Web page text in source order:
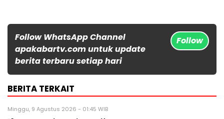
Follow WhatsApp Channel
apakabartv.com untuk update
berita terbaru setiap hari
Follow
BERITA TERKAIT
Minggu, 9 Agustus 2026 - 01:45 WIB